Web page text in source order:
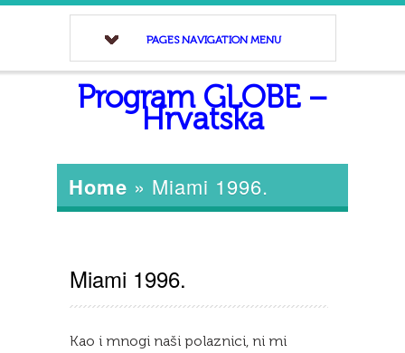
PAGES NAVIGATION MENU
Program GLOBE –
Hrvatska
Home » Miami 1996.
Miami 1996.
Kao i mnogi naši polaznici, ni mi